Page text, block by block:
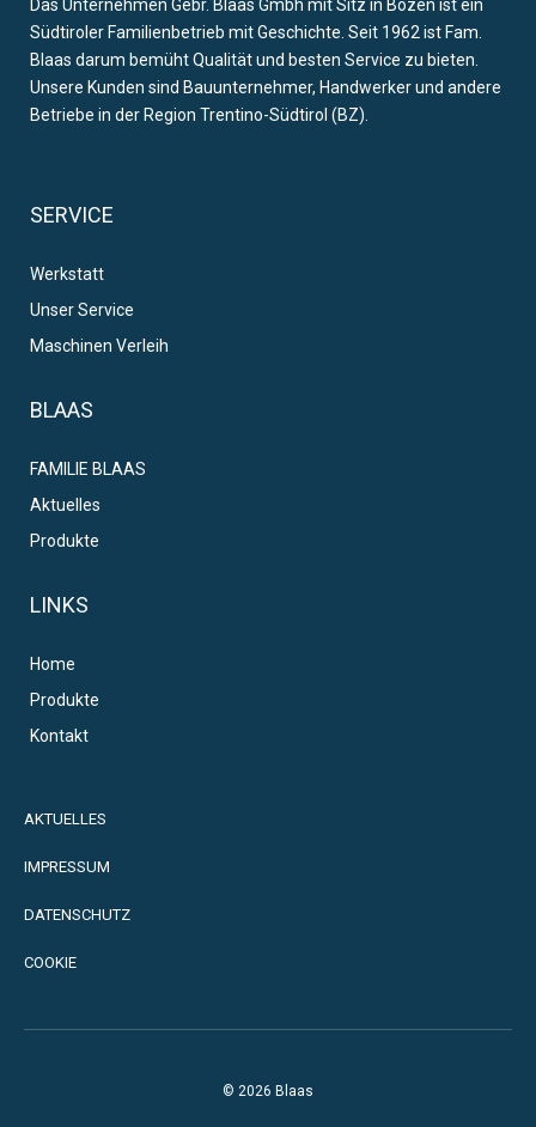
Das Unternehmen Gebr. Blaas Gmbh mit Sitz in Bozen ist ein
Südtiroler Familienbetrieb mit Geschichte. Seit 1962 ist Fam.
Blaas darum bemüht Qualität und besten Service zu bieten.
Unsere Kunden sind Bauunternehmer, Handwerker und andere
Betriebe in der Region Trentino-Südtirol (BZ).
SERVICE
Werkstatt
Unser Service
Maschinen Verleih
BLAAS
FAMILIE BLAAS
Aktuelles
Produkte
LINKS
Home
Produkte
Kontakt
AKTUELLES
IMPRESSUM
DATENSCHUTZ
COOKIE
© 2026 Blaas